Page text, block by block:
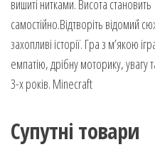
вишиті нитками. Висота
самостійно.Відтворіть відомий
захопливі історії. Гра з м’якою
емпатію, дрібну моторику, увагу
3-х років. Minecraft
Супутні товари